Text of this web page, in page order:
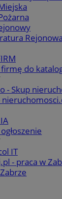
do
- Skup
IT
- praca w